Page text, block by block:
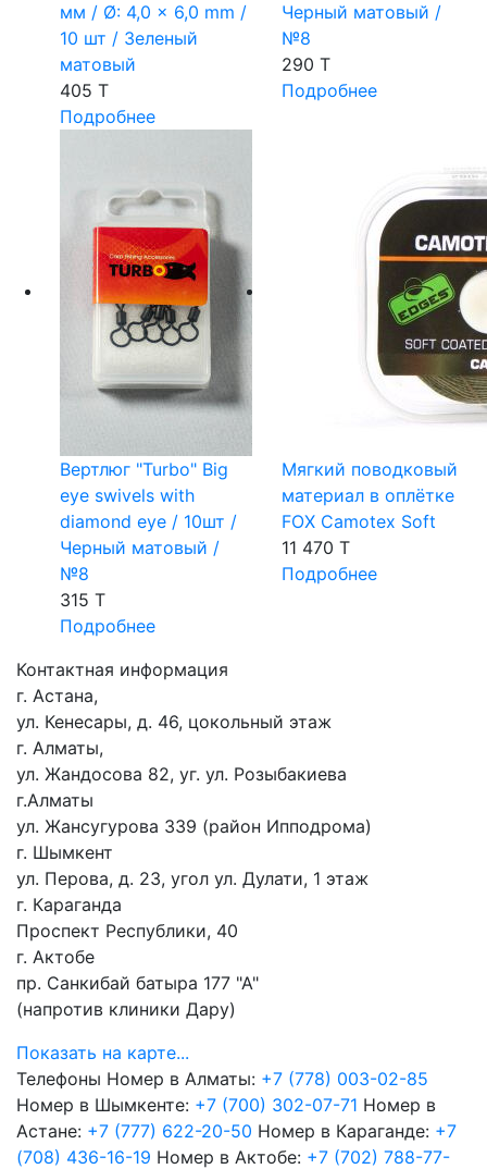
мм / Ø: 4,0 × 6,0 mm /
10 шт / Зеленый
матовый
405 T
Подробнее
Черный матовый /
№8
290 T
Подробнее
Вертлюг "Turbo" Big
eye swivels with
diamond eye / 10шт /
Черный матовый /
№8
315 T
Подробнее
Мягкий поводковый
материал в оплётке
FOX Camotex Soft
11 470 T
Подробнее
Контактная информация
г. Астана,
ул. Кенесары, д. 46, цокольный этаж
г. Алматы,
ул. Жандосова 82, уг. ул. Розыбакиева
г.Алматы
ул. Жансугурова 339 (район Ипподрома)
г. Шымкент
ул. Перова, д. 23, угол ул. Дулати, 1 этаж
г. Караганда
Проспект Республики, 40
г. Актобе
пр. Санкибай батыра 177 "А"
(напротив клиники Дару)
Показать на карте...
Телефоны Номер в Алматы: +7 (778) 003-02-85
Номер в Шымкенте: +7 (700) 302-07-71 Номер в
Астане: +7 (777) 622-20-50 Номер в Караганде: +7
(708) 436-16-19 Номер в Актобе: +7 (702) 788-77-